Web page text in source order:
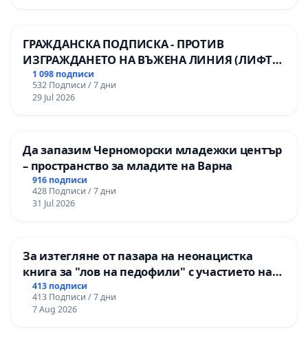
ГРАЖДАНСКА ПОДПИСКА - ПРОТИВ
ИЗГРАЖДАНЕТО НА ВЪЖЕНА ЛИНИЯ (ЛИФТ)
НА ТЕРИТОРИЯТА НА ПРИРОДНА
ЗАБЕЛЕЖИТЕЛНОСТ „ХЪЛМ НА
ОСВОБОДИТЕЛИТЕ“ (БУНАРДЖИК)
1 098 подписи
532 Подписи / 7 дни
29 Jul 2026
Да запазим Черноморски младежки център
– пространство за младите на Варна
916 подписи
428 Подписи / 7 дни
31 Jul 2026
За изтегляне от пазара на неонацистка
книга за "лов на педофили" с участието на
деца
413 подписи
413 Подписи / 7 дни
7 Aug 2026